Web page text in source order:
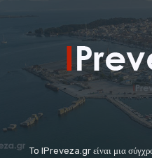
To IPreveza.gr είναι μια